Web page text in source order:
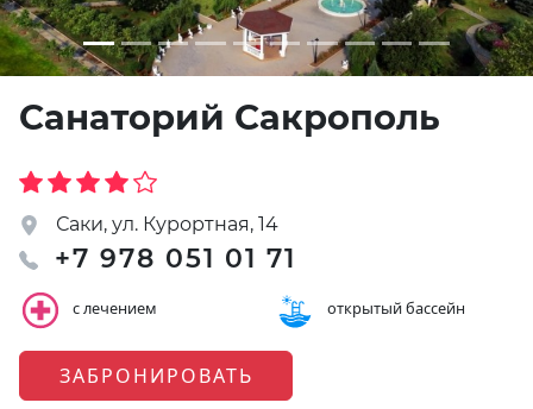
Санаторий Сакрополь
Саки, ул. Курортная, 14
+7 978 051 01 71
с лечением открытый бассейн
ЗАБРОНИРОВАТЬ